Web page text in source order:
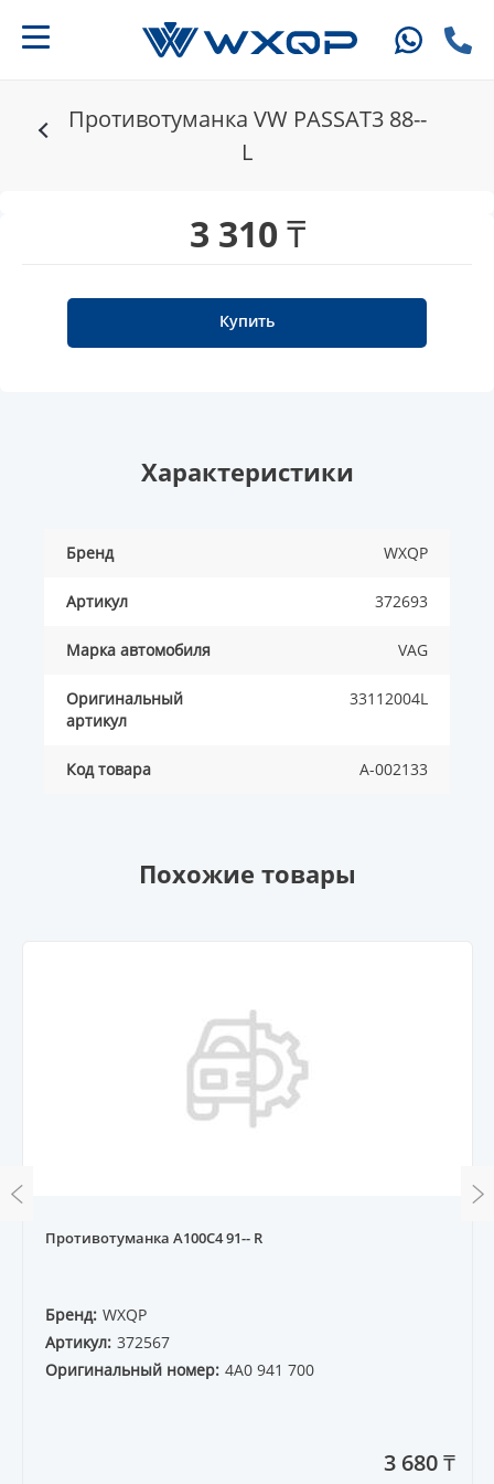
Противотуманка VW PASSAT3 88--
L
3 310 ₸
Купить
Характеристики
Бренд WXQP
Артикул 372693
Марка автомобиля VAG
Оригинальный
артикул
33112004L
Код товара A-002133
Похожие товары
Противотуманка A100С4 91-- R
Бренд: WXQP
Артикул: 372567
Оригинальный номер: 4A0 941 700
3 680 ₸